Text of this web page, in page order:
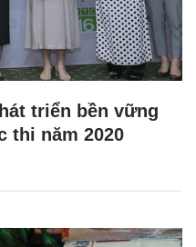
triển bền vững
thi năm 2020